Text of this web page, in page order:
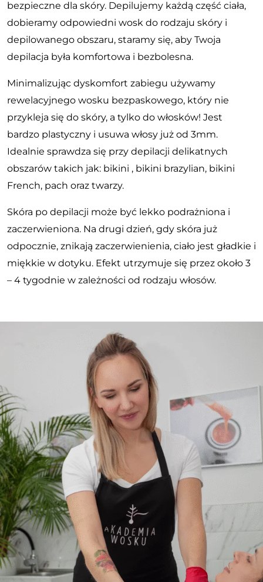
bezpieczne dla skóry. Depilujemy każdą część ciała,
dobieramy odpowiedni wosk do rodzaju skóry i
depilowanego obszaru, staramy się, aby Twoja
depilacja była komfortowa i bezbolesna.
Minimalizując dyskomfort zabiegu używamy
rewelacyjnego wosku bezpaskowego, który nie
przykleja się do skóry, a tylko do włosków! Jest
bardzo plastyczny i usuwa włosy już od 3mm.
Idealnie sprawdza się przy depilacji delikatnych
obszarów takich jak: bikini , bikini brazylian, bikini
French, pach oraz twarzy.
Skóra po depilacji może być lekko podrażniona i
zaczerwieniona. Na drugi dzień, gdy skóra już
odpocznie, znikają zaczerwienienia, ciało jest gładkie i
miękkie w dotyku. Efekt utrzymuje się przez około 3
– 4 tygodnie w zależności od rodzaju włosów.